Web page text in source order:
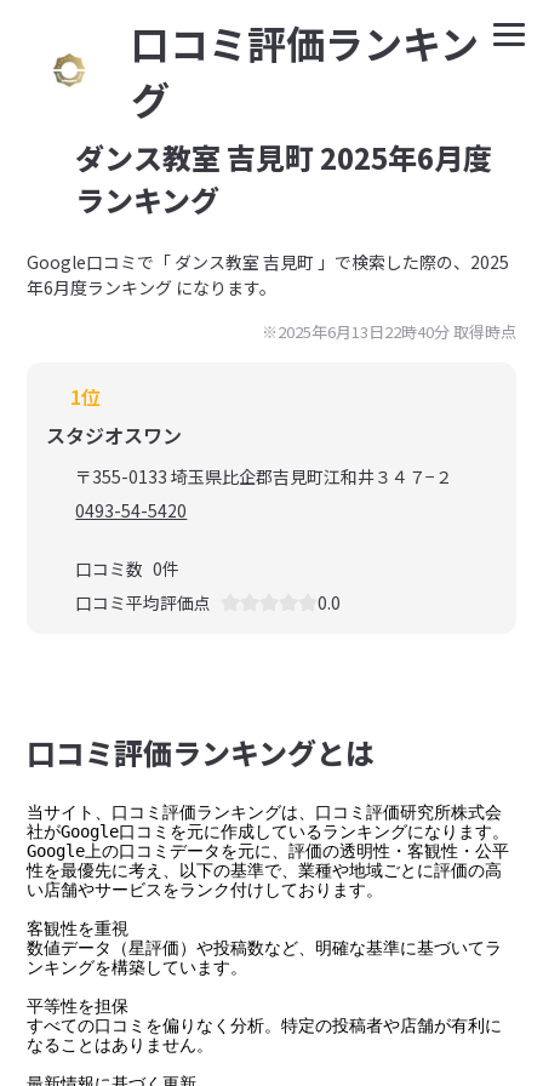
⼝コミ評価ランキン
グ
ダンス教室 吉見町 2025年6月度
ランキング
Google⼝コミで「 ダンス教室 吉見町 」で検索した際の、2025
年6月度ランキング になります。
※2025年6月13日22時40分 取得時点
1位
スタジオスワン
〒355-0133 埼玉県比企郡吉見町江和井３４７−２
0493-54-5420
口コミ数 0件
口コミ平均評価点
0.0
⼝コミ評価ランキングとは
当サイト、口コミ評価ランキングは、口コミ評価研究所株式会
社がGoogle口コミを元に作成しているランキングになります。
Google上の口コミデータを元に、評価の透明性・客観性・公平
性を最優先に考え、以下の基準で、業種や地域ごとに評価の高
い店舗やサービスをランク付けしております。
客観性を重視
数値データ（星評価）や投稿数など、明確な基準に基づいてラ
ンキングを構築しています。
平等性を担保
すべての口コミを偏りなく分析。特定の投稿者や店舗が有利に
なることはありません。